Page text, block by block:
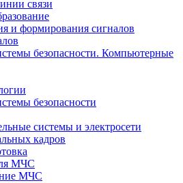
связи
и формирования сигналов
безопасности. Компьютерные
безопасности
системы и электросети
кадров
МЧС
МЧС